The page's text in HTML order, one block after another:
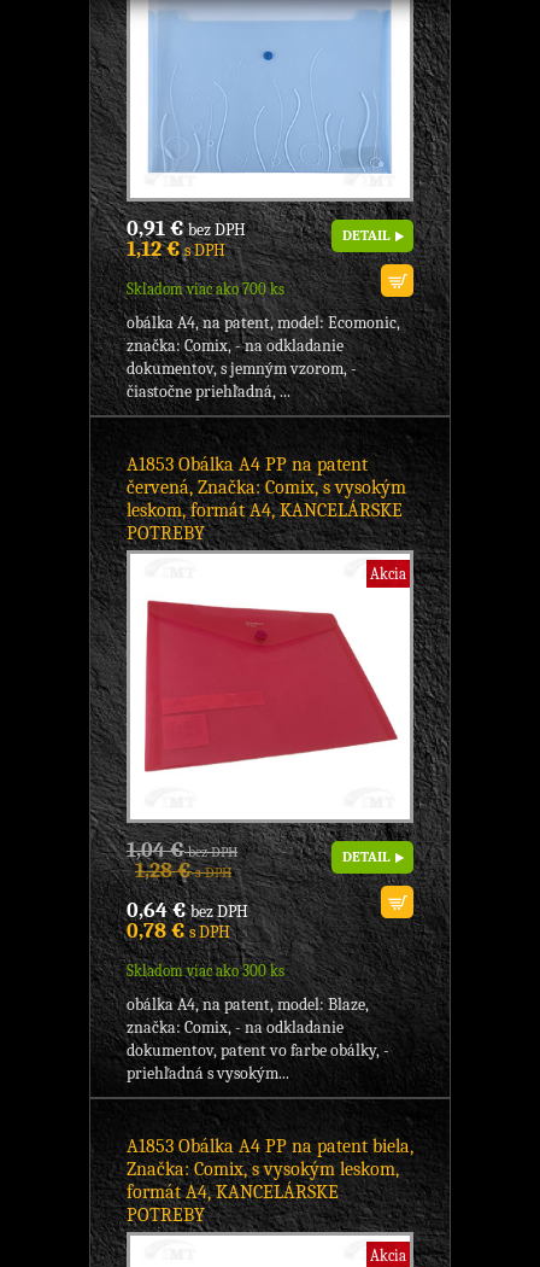
0,91 €bez DPH
1,12 €s DPH
Skladom viac ako 700 ks
DETAIL
obálka A4, na patent, model: Ecomonic,
značka: Comix, - na odkladanie
dokumentov, s jemným vzorom, -
čiastočne priehľadná, ...
A1853 Obálka A4 PP na patent
červená, Značka: Comix, s vysokým
leskom, formát A4, KANCELÁRSKE
POTREBY
Akcia
1,04 €bez DPH
1,28 €s DPH
0,64 €bez DPH
0,78 €s DPH
Skladom viac ako 300 ks
DETAIL
obálka A4, na patent, model: Blaze,
značka: Comix, - na odkladanie
dokumentov, patent vo farbe obálky, -
priehľadná s vysokým...
A1853 Obálka A4 PP na patent biela,
Značka: Comix, s vysokým leskom,
formát A4, KANCELÁRSKE
POTREBY
Akcia